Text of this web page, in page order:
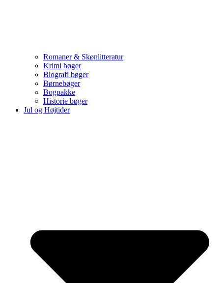
Romaner & Skønlitteratur
Krimi bøger
Biografi bøger
Børnebøger
Bogpakke
Historie bøger
Jul og Højtider